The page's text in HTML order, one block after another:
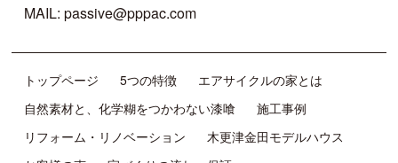
MAIL: passive@pppac.com
トップページ 5つの特徴
エアサイクルの家とは
自然素材と、化学糊をつかわない漆喰
施工事例
リフォーム・リノベーション
木更津金田モデルハウス